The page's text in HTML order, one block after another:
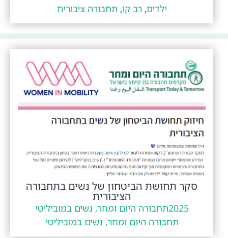
ילדים, רב קו, תחבורה ציבורית
סקר תחושת הביטחון של נשים בתחבורה
הציבורית
2025תחבורה היום ומחר, נשים במוביליטי
תחבורה היום ומחר, נשים במוביליטי